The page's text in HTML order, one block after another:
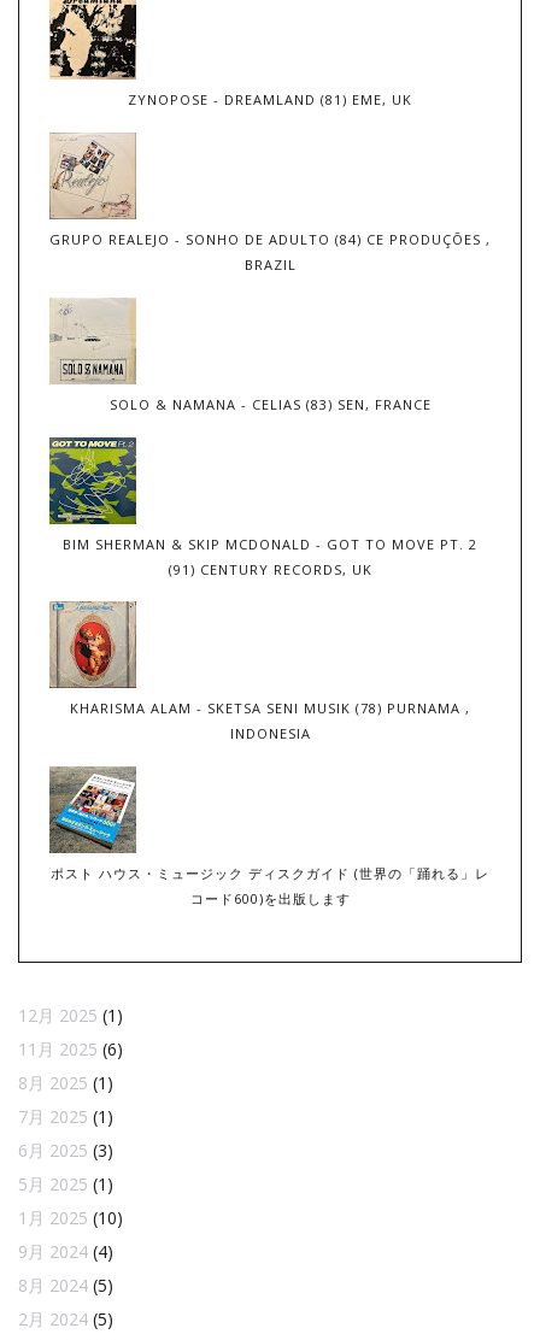
ZYNOPOSE - DREAMLAND (81) EME, UK
GRUPO REALEJO - SONHO DE ADULTO (84) CE PRODUÇÕES ,
BRAZIL
SOLO & NAMANA - CELIAS (83) SEN, FRANCE
BIM SHERMAN & SKIP MCDONALD - GOT TO MOVE PT. 2
(91) CENTURY RECORDS, UK
KHARISMA ALAM - SKETSA SENI MUSIK (78) PURNAMA ,
INDONESIA
ポスト ハウス・ミュージック ディスクガイド (世界の「踊れる」レ
コード600)を出版します
12月 2025 (1)
11月 2025 (6)
8月 2025 (1)
7月 2025 (1)
6月 2025 (3)
5月 2025 (1)
1月 2025 (10)
9月 2024 (4)
8月 2024 (5)
2月 2024 (5)